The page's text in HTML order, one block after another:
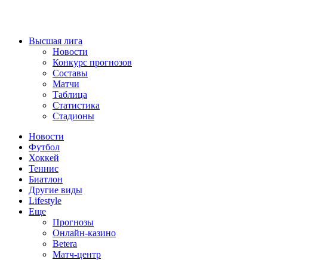
Высшая лига
Новости
Конкурс прогнозов
Составы
Матчи
Таблица
Статистика
Стадионы
Новости
Футбол
Хоккей
Теннис
Биатлон
Другие виды
Lifestyle
Еще
Прогнозы
Онлайн-казино
Betera
Матч-центр